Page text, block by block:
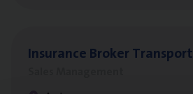
Insu­ran­ce Bro­ker Trans­port